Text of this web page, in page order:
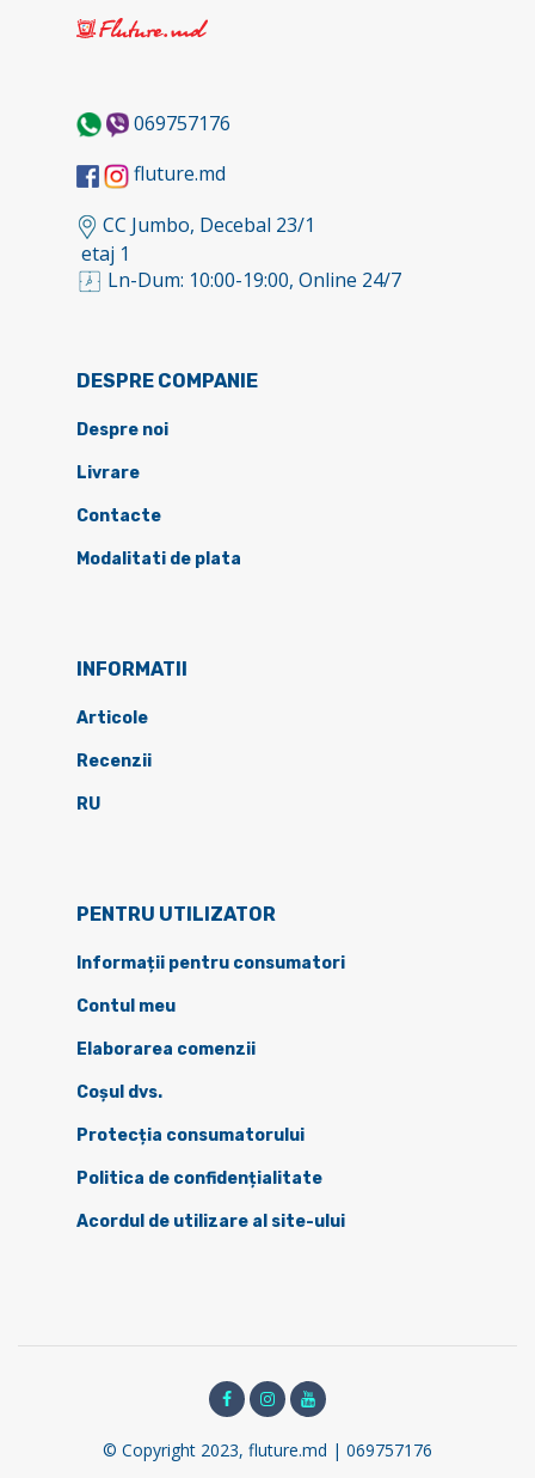
069757176
fluture.md
CC Jumbo, Decebal 23/1
etaj 1
Ln-Dum: 10:00-19:00, Online 24/7
DESPRE COMPANIE
Despre noi
Livrare
Contacte
Modalitati de plata
INFORMATII
Articole
Recenzii
RU
PENTRU UTILIZATOR
Informații pentru consumatori
Contul meu
Elaborarea comenzii
Coșul dvs.
Protecția consumatorului
Politica de confidențialitate
Acordul de utilizare al site-ului
© Copyright 2023, fluture.md | 069757176